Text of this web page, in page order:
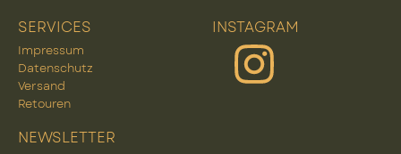
SERVICES
Impressum
Datenschutz
Versand
Retouren
INSTAGRAM
NEWSLETTER